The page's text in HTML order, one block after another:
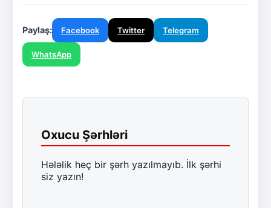
Paylaş: Facebook Twitter Telegram
WhatsApp
Oxucu Şərhləri
Hələlik heç bir şərh yazılmayıb. İlk şərhi
siz yazın!